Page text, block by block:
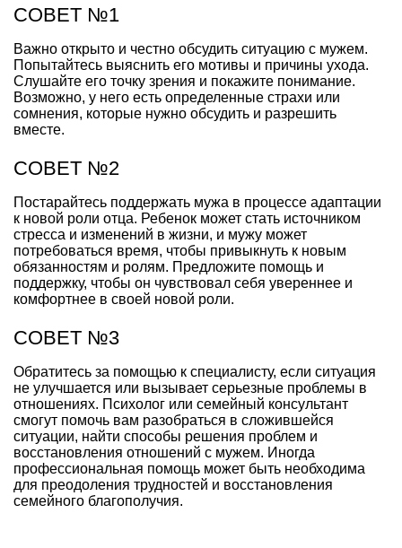
СОВЕТ №1
Важно открыто и честно обсудить ситуацию с мужем.
Попытайтесь выяснить его мотивы и причины ухода.
Слушайте его точку зрения и покажите понимание.
Возможно, у него есть определенные страхи или
сомнения, которые нужно обсудить и разрешить
вместе.
СОВЕТ №2
Постарайтесь поддержать мужа в процессе адаптации
к новой роли отца. Ребенок может стать источником
стресса и изменений в жизни, и мужу может
потребоваться время, чтобы привыкнуть к новым
обязанностям и ролям. Предложите помощь и
поддержку, чтобы он чувствовал себя увереннее и
комфортнее в своей новой роли.
СОВЕТ №3
Обратитесь за помощью к специалисту, если ситуация
не улучшается или вызывает серьезные проблемы в
отношениях. Психолог или семейный консультант
смогут помочь вам разобраться в сложившейся
ситуации, найти способы решения проблем и
восстановления отношений с мужем. Иногда
профессиональная помощь может быть необходима
для преодоления трудностей и восстановления
семейного благополучия.